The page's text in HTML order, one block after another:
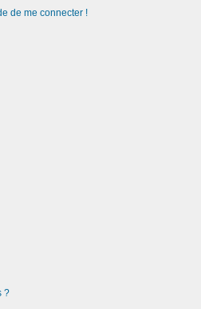
de me connecter !
?